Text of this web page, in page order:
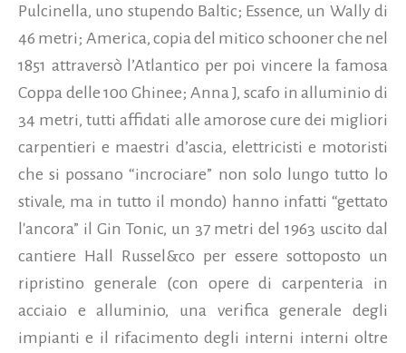
Pulcinella, uno stupendo Baltic; Essence, un Wally di
46 metri; America, copia del mitico schooner che nel
1851 attraversò l’Atlantico per poi vincere la famosa
Coppa delle 100 Ghinee; Anna J, scafo in alluminio di
34 metri, tutti affidati alle amorose cure dei migliori
carpentieri e maestri d’ascia, elettricisti e motoristi
che si possano “incrociare” non solo lungo tutto lo
stivale, ma in tutto il mondo) hanno infatti “gettato
l'ancora” il Gin Tonic, un 37 metri del 1963 uscito dal
cantiere Hall Russel&co per essere sottoposto un
ripristino generale (con opere di carpenteria in
acciaio e alluminio, una verifica generale degli
impianti e il rifacimento degli interni interni oltre